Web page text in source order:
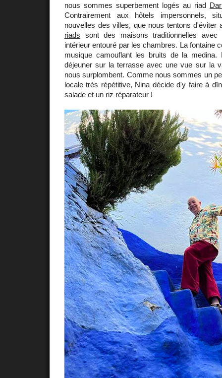
nous sommes superbement logés au riad
Contrairement aux hôtels impersonnels,
nouvelles des villes, que nous tentons d'éviter
riads sont des maisons traditionnelles
intérieur entouré par les chambres. La fontaine
musique camouflant les bruits de la medina.
déjeuner sur la terrasse avec une vue sur la
nous surplombent. Comme nous sommes un
locale très répétitive, Nina décide d'y faire à
salade et un riz réparateur !